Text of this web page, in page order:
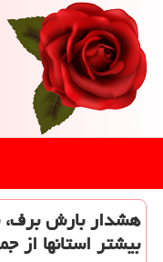
هشدار بارش
بیشتر استانها از